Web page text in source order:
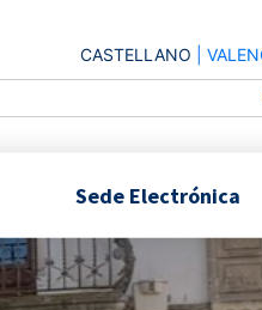
CASTELLANO
Sede Electrónica